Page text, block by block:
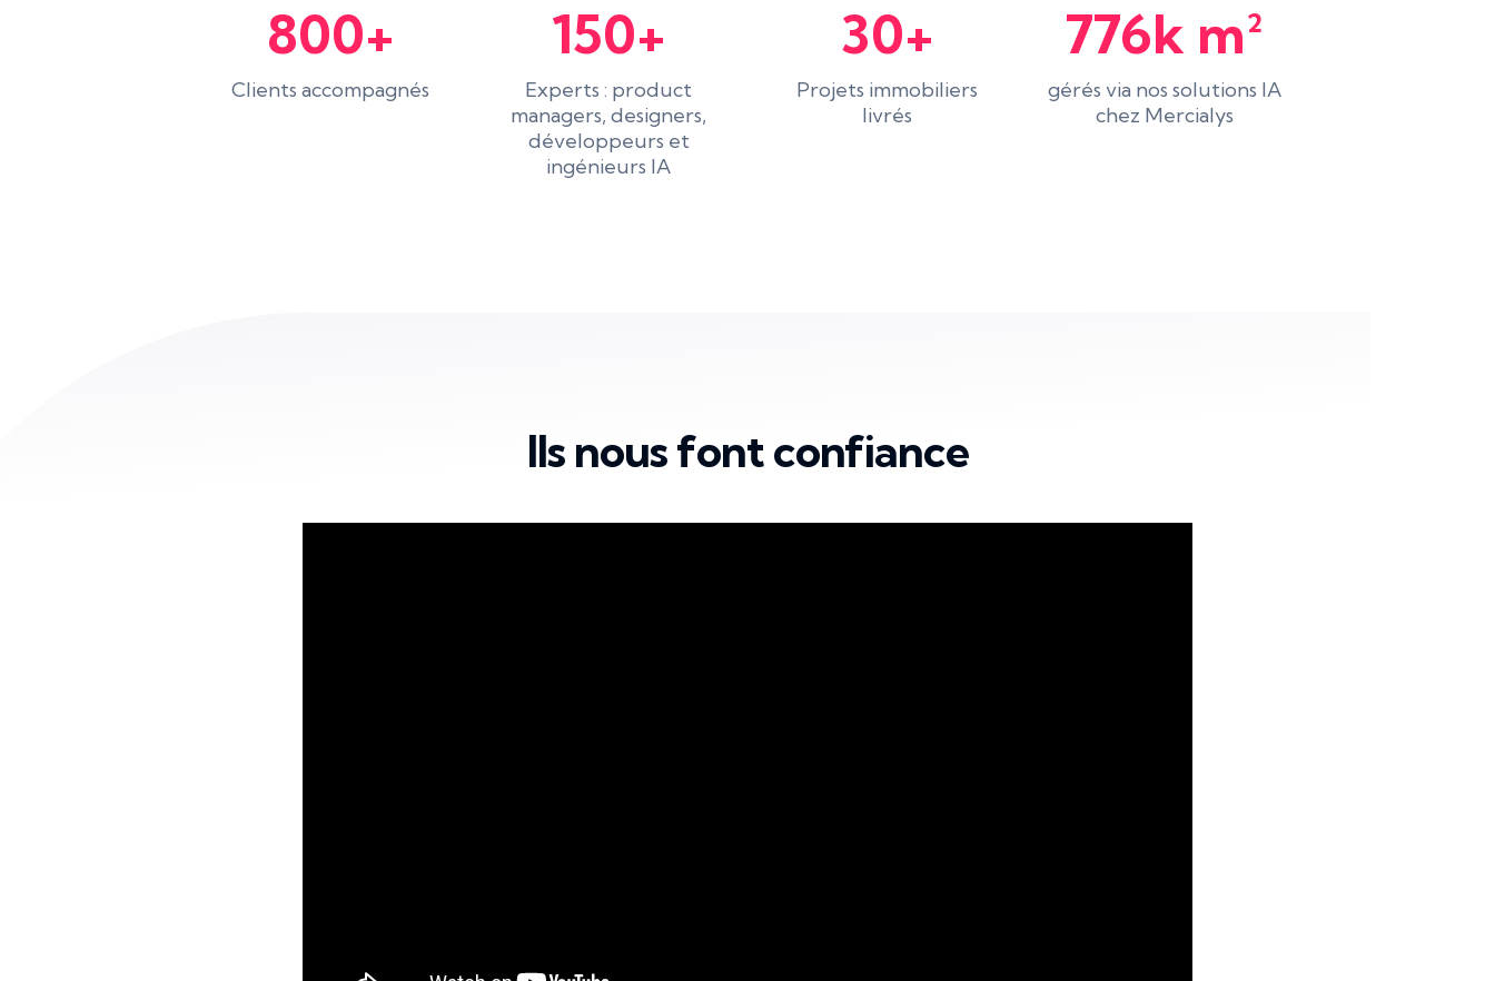
800+
Clients accompagnés
150+
Experts : product
managers, designers,
développeurs et
ingénieurs IA
30+
Projets immobiliers
livrés
776k m²
gérés via nos solutions IA
chez Mercialys
Ils nous font confiance